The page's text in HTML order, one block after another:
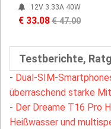
12V 3.33A 40W
€ 33.08€ 47.00
Testberichte,
- Dual-SIM-
überraschend starke
- Der Dreame T16 Pro
Heißwasser und